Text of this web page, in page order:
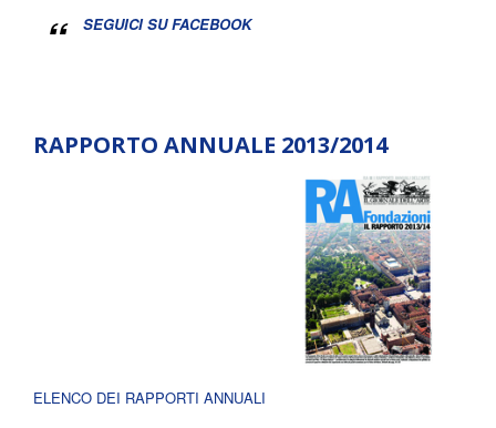
SEGUICI SU FACEBOOK
RAPPORTO ANNUALE 2013/2014
ELENCO DEI RAPPORTI ANNUALI